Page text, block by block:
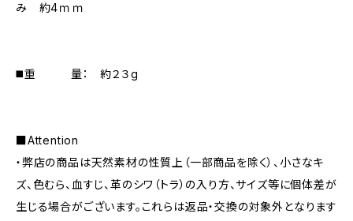
み 約4ｍｍ
◼️重 量： 約２３g
■Attention
・弊店の商品は天然素材の性質上（一部商品を除く）、小さなキ
ズ、色むら、血すじ、革のシワ（トラ）の入り方、サイズ等に個体差が
生じる場合がございます。これらは返品・交換の対象外となります